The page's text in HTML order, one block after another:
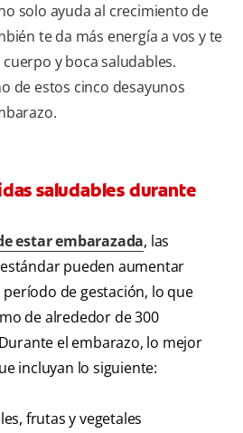
solo ayuda al crecimiento de
te da más energía a vos y te
y boca saludables.
de estos cinco desayunos
saludables durante
estar embarazada, las
pueden aumentar
período de gestación, lo que
de alrededor de 300
el embarazo, lo mejor
incluyan lo siguiente:
frutas y vegetales